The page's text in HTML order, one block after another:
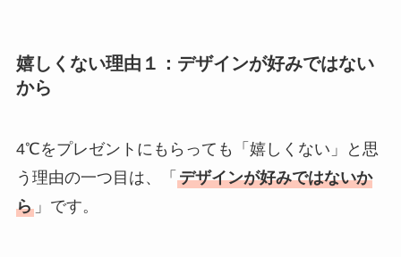
は嬉しくない？男性
嬉しくない理由１：デザインが好みではない
から
4℃をプレゼントにもらっても「嬉しくない」と思
う理由の一つ目は、「 デザインが好みではないか
ら」です。